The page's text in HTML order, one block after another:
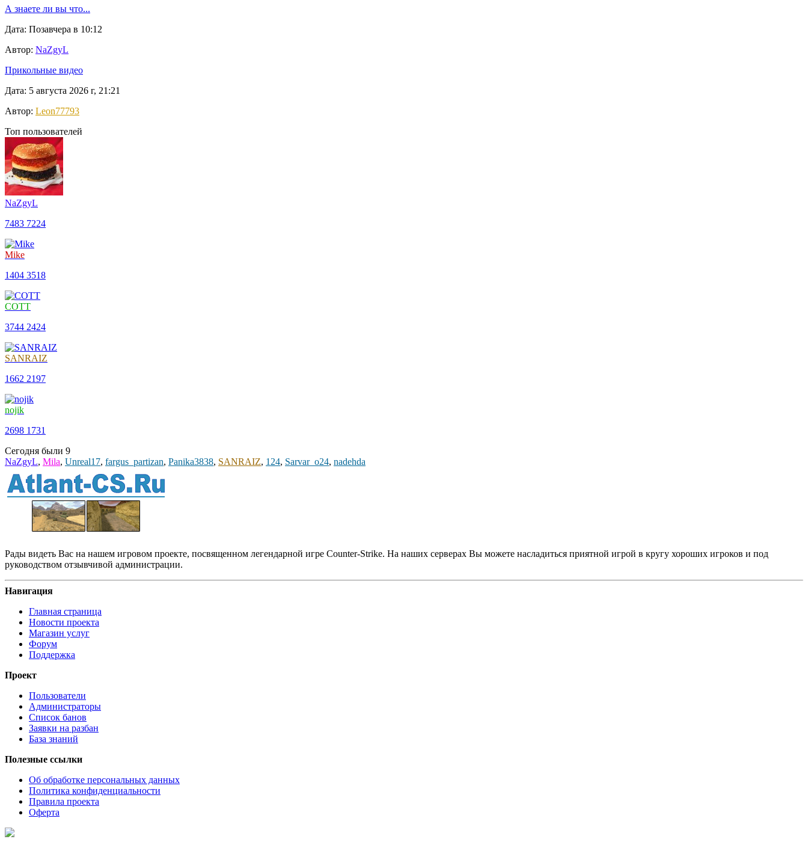
А знаете ли вы что...
Дата: Позавчера в 10:12
Автор: NaZgyL
Прикольные видео
Дата: 5 августа 2026 г, 21:21
Автор: Leon77793
Топ пользователей
NaZgyL
7483 7224
Mike
1404 3518
COTT
3744 2424
SANRAIZ
1662 2197
nojik
2698 1731
Сегодня были 9
NaZgyL, Mila, Unreal17, fargus_partizan, Panika3838, SANRAIZ, 124, Sarvar_o24, nadehda
Рады видеть Вас на нашем игровом проекте, посвященном легендарной игре Counter-Strike. На наших серверах Вы можете насладиться приятной игрой в кругу хороших игроков и под
руководством отзывчивой администрации.
Навигация
Главная страница
Новости проекта
Магазин услуг
Форум
Поддержка
Проект
Пользователи
Администраторы
Список банов
Заявки на разбан
База знаний
Полезные ссылки
Об обработке персональных данных
Политика конфиденциальности
Правила проекта
Оферта